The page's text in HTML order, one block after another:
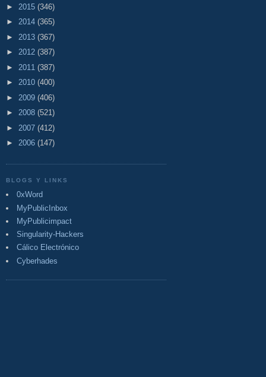
► 2015 (346)
► 2014 (365)
► 2013 (367)
► 2012 (387)
► 2011 (387)
► 2010 (400)
► 2009 (406)
► 2008 (521)
► 2007 (412)
► 2006 (147)
BLOGS Y LINKS
0xWord
MyPublicInbox
MyPublicimpact
Singularity-Hackers
Cálico Electrónico
Cyberhades